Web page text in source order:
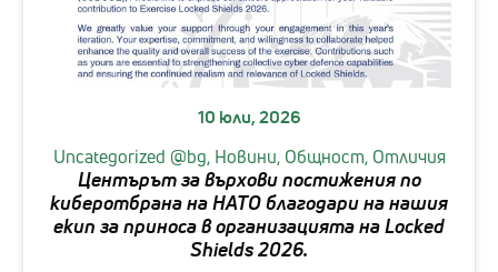
10 юли, 2026
Uncategorized @bg, Новини, Общност, Отличия
Центърът за върхови постижения по
киберотбрана на НАТО благодари на нашия
екип за приноса в организацията на Locked
Shields 2026.